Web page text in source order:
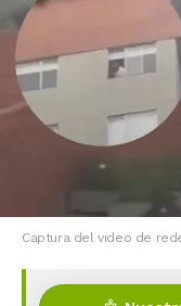
Captura del video de